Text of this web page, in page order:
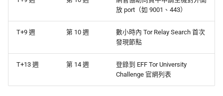
放 port（如 9001、443）
T+9 週 第 10 週
數小時內 Tor Relay Search 首次
發現節點
T+13 週 第 14 週
登錄到 EFF Tor University
Challenge 官網列表